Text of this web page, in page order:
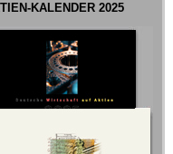
KALENDER 2025